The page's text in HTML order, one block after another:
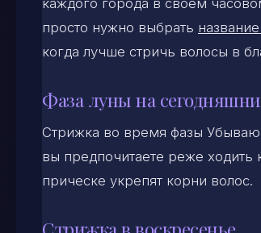
каждого города в своем
просто нужно выбрать
когда лучше стричь волосы в
Фаза луны на
Стрижка во время фазы
вы предпочитаете реже
прическе укрепят корни волос.